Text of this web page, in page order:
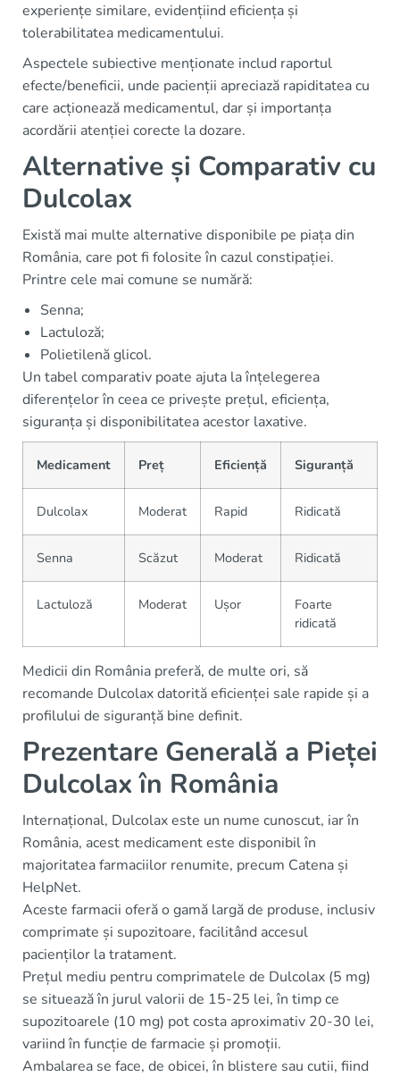
experiențe similare, evidențiind eficiența și
tolerabilitatea medicamentului.
Aspectele subiective menționate includ raportul
efecte/beneficii, unde pacienții apreciază rapiditatea cu
care acționează medicamentul, dar și importanța
acordării atenției corecte la dozare.
Alternative și Comparativ cu
Dulcolax
Există mai multe alternative disponibile pe piața din
România, care pot fi folosite în cazul constipației.
Printre cele mai comune se numără:
Senna;
Lactuloză;
Polietilenă glicol.
Un tabel comparativ poate ajuta la înțelegerea
diferențelor în ceea ce privește prețul, eficiența,
siguranța și disponibilitatea acestor laxative.
Medicament Preț Eficiență Siguranță
Dulcolax Moderat Rapid Ridicată
Senna Scăzut Moderat Ridicată
Lactuloză Moderat Ușor
Foarte
ridicată
Medicii din România preferă, de multe ori, să
recomande Dulcolax datorită eficienței sale rapide și a
profilului de siguranță bine definit.
Prezentare Generală a Pieței
Dulcolax în România
Internațional, Dulcolax este un nume cunoscut, iar în
România, acest medicament este disponibil în
majoritatea farmaciilor renumite, precum Catena și
HelpNet.
Aceste farmacii oferă o gamă largă de produse, inclusiv
comprimate și supozitoare, facilitând accesul
pacienților la tratament.
Prețul mediu pentru comprimatele de Dulcolax (5 mg)
se situează în jurul valorii de 15-25 lei, în timp ce
supozitoarele (10 mg) pot costa aproximativ 20-30 lei,
variind în funcție de farmacie și promoții.
Ambalarea se face, de obicei, în blistere sau cutii, fiind